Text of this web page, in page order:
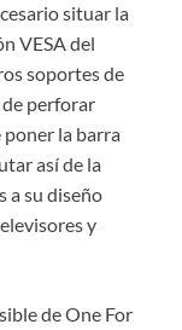
situar la
VESA del
soportes de
perforar
la barra
así de la
a su diseño
y
de One For